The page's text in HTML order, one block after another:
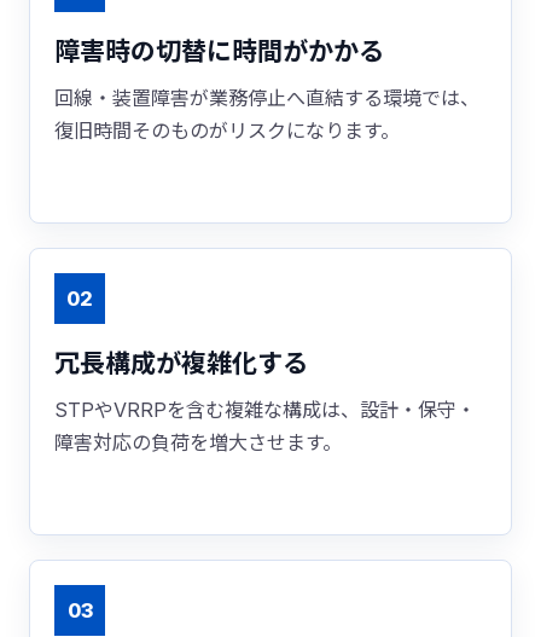
障害時の切替に時間がかかる
回線・装置障害が業務停止へ直結する環境では、
復旧時間そのものがリスクになります。
02
冗長構成が複雑化する
STPやVRRPを含む複雑な構成は、設計・保守・
障害対応の負荷を増大させます。
03